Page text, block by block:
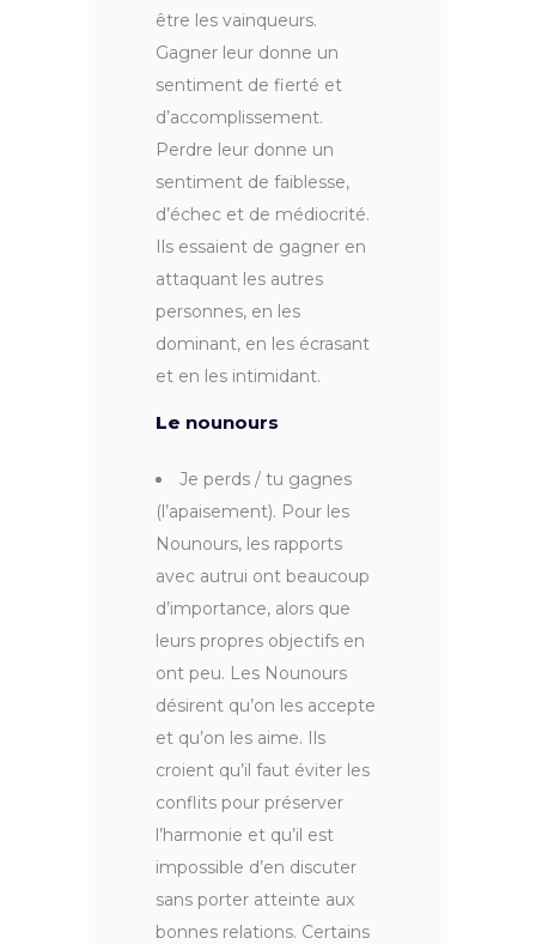
être les vainqueurs.
Gagner leur donne un
sentiment de fierté et
d’accomplissement.
Perdre leur donne un
sentiment de faiblesse,
d’échec et de médiocrité.
Ils essaient de gagner en
attaquant les autres
personnes, en les
dominant, en les écrasant
et en les intimidant.
Le nounours
Je perds / tu gagnes
(l’apaisement). Pour les
Nounours, les rapports
avec autrui ont beaucoup
d’importance, alors que
leurs propres objectifs en
ont peu. Les Nounours
désirent qu’on les accepte
et qu’on les aime. Ils
croient qu’il faut éviter les
conflits pour préserver
l’harmonie et qu’il est
impossible d’en discuter
sans porter atteinte aux
bonnes relations. Certains